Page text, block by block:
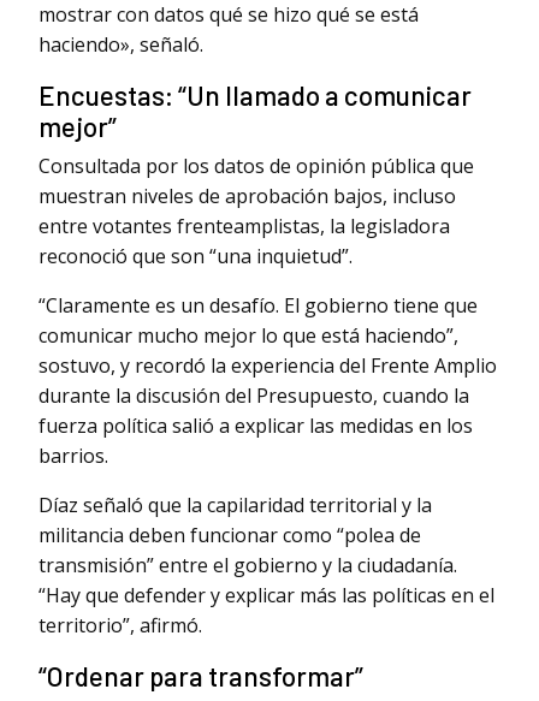
mostrar con datos qué se hizo qué se está
haciendo», señaló.
Encuestas: “Un llamado a comunicar
mejor”
Consultada por los datos de opinión pública que
muestran niveles de aprobación bajos, incluso
entre votantes frenteamplistas, la legisladora
reconoció que son “una inquietud”.
“Claramente es un desafío. El gobierno tiene que
comunicar mucho mejor lo que está haciendo”,
sostuvo, y recordó la experiencia del Frente Amplio
durante la discusión del Presupuesto, cuando la
fuerza política salió a explicar las medidas en los
barrios.
Díaz señaló que la capilaridad territorial y la
militancia deben funcionar como “polea de
transmisión” entre el gobierno y la ciudadanía.
“Hay que defender y explicar más las políticas en el
territorio”, afirmó.
“Ordenar para transformar”